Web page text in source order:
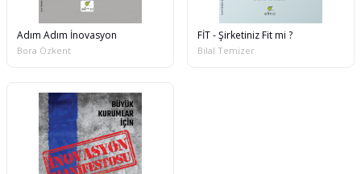
Adım Adım İnovasyon
Bora Özkent
FİT - Şirketiniz Fit mi ?
Bilal Temizer